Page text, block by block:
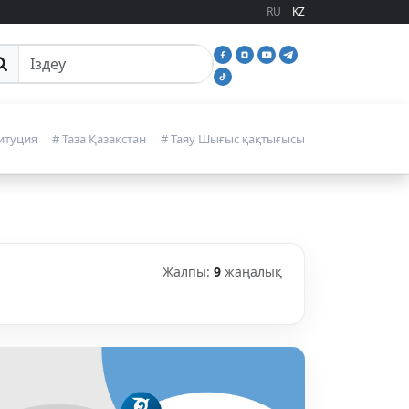
RU KZ
іздеу
# Таза Қазақстан # Таяу Шығыс қақтығысы
Жалпы: 9 жаңалық